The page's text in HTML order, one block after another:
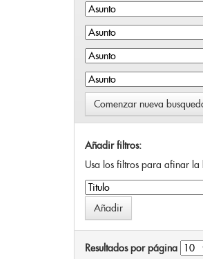
Comenzar nueva
Añadir filtros:
Usa los filtros para afinar la
Resultados por página